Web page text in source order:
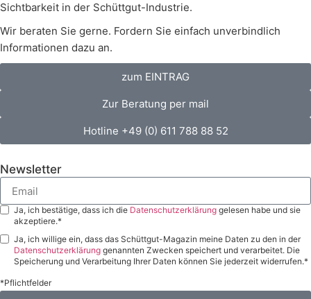
Sichtbarkeit in der Schüttgut-Industrie.
Wir beraten Sie gerne. Fordern Sie einfach unverbindlich
Informationen dazu an.
zum EINTRAG
Zur Beratung per mail
Hotline +49 (0) 611 788 88 52
Newsletter
Ja, ich bestätige, dass ich die Datenschutzerklärung gelesen habe und sie
akzeptiere.*
Ja, ich willige ein, dass das Schüttgut-Magazin meine Daten zu den in der
Datenschutzerklärung genannten Zwecken speichert und verarbeitet. Die
Speicherung und Verarbeitung Ihrer Daten können Sie jederzeit widerrufen.*
*Pflichtfelder